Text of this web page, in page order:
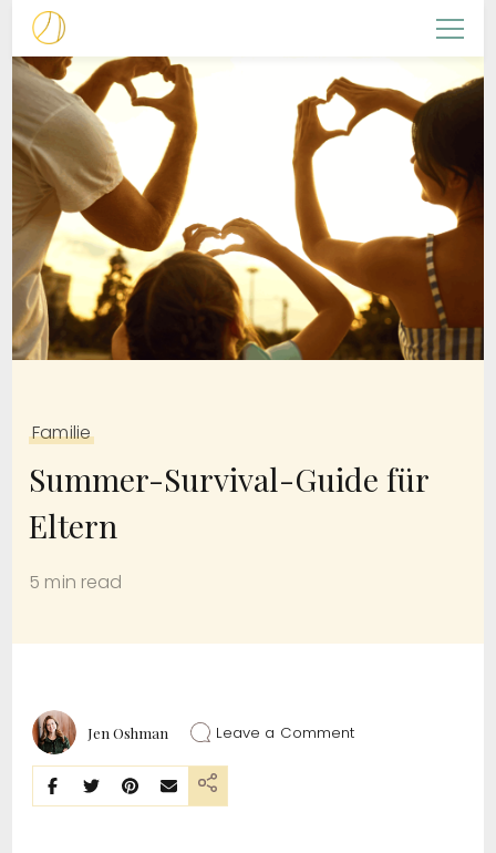
NACHFOLGERIN
Christliche Frauenarbeit
Familie
Summer-Survival-Guide für
Eltern
5 min read
Jen Oshman Leave a Commenton